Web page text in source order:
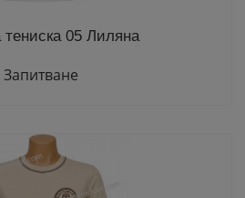
тениска 05 Лиляна
Запитване